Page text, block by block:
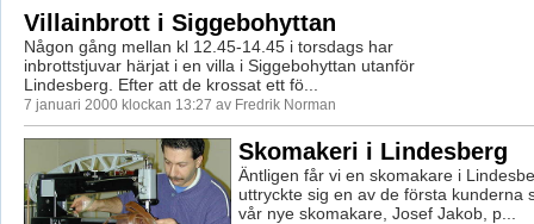
Villainbrott i Siggebohyttan
Någon gång mellan kl 12.45-14.45 i torsdags har
inbrottstjuvar härjat i en villa i Siggebohyttan utanför
Lindesberg. Efter att de krossat ett fö...
7 januari 2000 klockan 13:27 av Fredrik Norman
Skomakeri i Lindesberg
Äntligen får vi en skomakare i
uttryckte sig en av de första kunderna
vår nye skomakare, Josef Jakob, p...